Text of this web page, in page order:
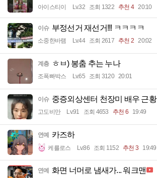
아이스티이 Lv.32 조회 1322 추천 4 20:10
이슈 부정선거 재선거!!! ㅋㅋㅋㅋ
소중한바램 Lv.44 조회 2617 추천 2 20:02
계층 ㅎㅂ) 봉춤 추는 누나
조폭빠박스 Lv.65 조회 3120 20:01
이슈 중증외상센터 천장미 배우 근황
고도비만 Lv.91 조회 4653 추천 6 19:49
연예 카즈하
케를로스 Lv.86 조회 1152 추천 3 19:49
연예 화면 너머로 냄새가... 워크맨